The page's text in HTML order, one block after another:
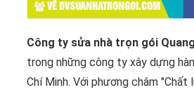
VỀ DVSUANHATRONGOI.COM
Công ty sửa nhà trọn gói
trong những công ty xây dựng
Chí Minh. Với phương châm